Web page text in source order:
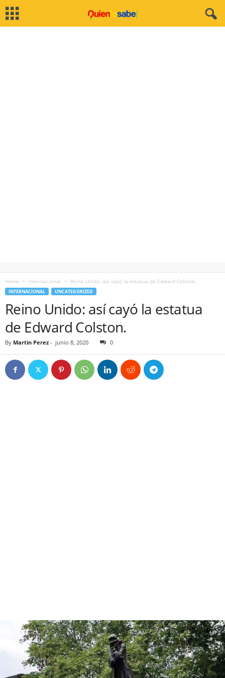
Home Internacional Reino Unido: así cayó la estatua de Edward Colston.
INTERNACIONAL UNCATEGORIZED
Reino Unido: así cayó la estatua
de Edward Colston.
By Martin Perez - junio 8, 2020 0